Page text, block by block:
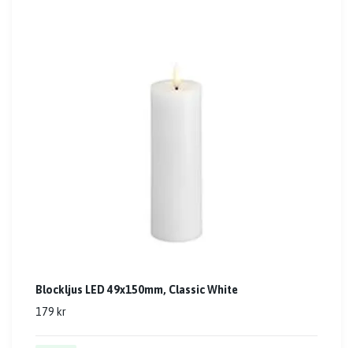
Blockljus LED 49x150mm, Classic White
179 kr